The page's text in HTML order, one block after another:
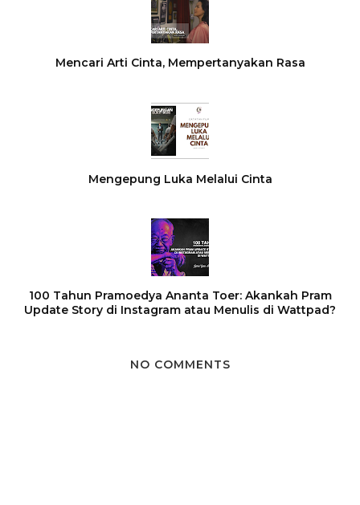
Mencari Arti Cinta, Mempertanyakan Rasa
Mengepung Luka Melalui Cinta
100 Tahun Pramoedya Ananta Toer: Akankah Pram
Update Story di Instagram atau Menulis di Wattpad?
NO COMMENTS